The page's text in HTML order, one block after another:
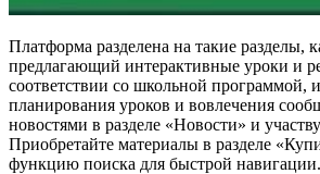
Платформа разделена на такие разделы,
предлагающий интерактивные уроки и
соответствии со школьной программой,
планирования уроков и вовлечения
новостями в разделе «Новости» и
Приобретайте материалы в разделе
функцию поиска для быстрой навигации.